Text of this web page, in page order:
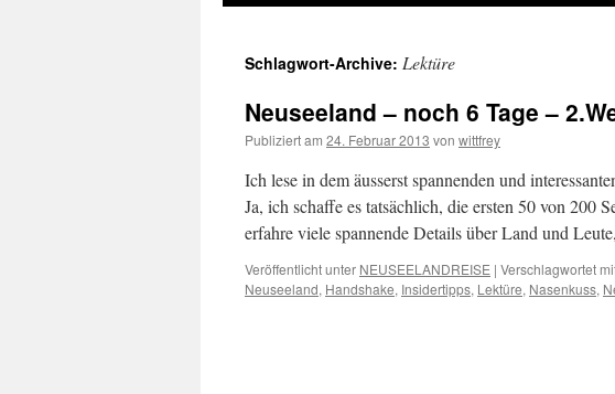
Schlagwort-Archive: Lektüre
Neuseeland – noch 6 Tage –
Publiziert am 24. Februar 2013 von wittfrey
Ich lese in dem äusserst spannenden und
Ja, ich schaffe es tatsächlich, die ersten 50 von 200
erfahre viele spannende Details über Land und
Veröffentlicht unter NEUSEELANDREISE | Verschlagwortet
Neuseeland, Handshake, Insidertipps, Lektüre, Nasenkuss,